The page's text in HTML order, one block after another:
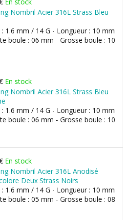
Nombril Acier 316L Strass Bleu
: 1.6 mm / 14 G - Longueur : 10 mm
boule : 06 mm - Grosse boule : 10
En stock
Nombril Acier 316L Strass Bleu
: 1.6 mm / 14 G - Longueur : 10 mm
boule : 06 mm - Grosse boule : 10
En stock
Nombril Acier 316L Anodisé
Deux Strass Noirs
: 1.6 mm / 14 G - Longueur : 10 mm
boule : 05 mm - Grosse boule : 08